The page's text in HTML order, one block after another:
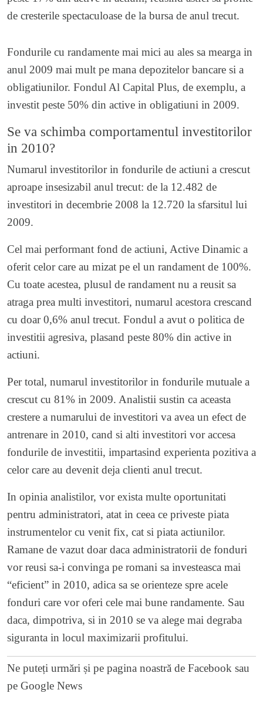
de cresterile spectaculoase de la bursa de anul trecut.
Fondurile cu randamente mai mici au ales sa mearga in
anul 2009 mai mult pe mana depozitelor bancare si a
obligatiunilor. Fondul Al Capital Plus, de exemplu, a
investit peste 50% din active in obligatiuni in 2009.
Se va schimba comportamentul investitorilor
in 2010?
Numarul investitorilor in fondurile de actiuni a crescut
aproape insesizabil anul trecut: de la 12.482 de
investitori in decembrie 2008 la 12.720 la sfarsitul lui
2009.
Cel mai performant fond de actiuni, Active Dinamic a
oferit celor care au mizat pe el un randament de 100%.
Cu toate acestea, plusul de randament nu a reusit sa
atraga prea multi investitori, numarul acestora crescand
cu doar 0,6% anul trecut. Fondul a avut o politica de
investitii agresiva, plasand peste 80% din active in
actiuni.
Per total, numarul investitorilor in fondurile mutuale a
crescut cu 81% in 2009. Analistii sustin ca aceasta
crestere a numarului de investitori va avea un efect de
antrenare in 2010, cand si alti investitori vor accesa
fondurile de investitii, impartasind experienta pozitiva a
celor care au devenit deja clienti anul trecut.
In opinia analistilor, vor exista multe oportunitati
pentru administratori, atat in ceea ce priveste piata
instrumentelor cu venit fix, cat si piata actiunilor.
Ramane de vazut doar daca administratorii de fonduri
vor reusi sa-i convinga pe romani sa investeasca mai
“eficient” in 2010, adica sa se orienteze spre acele
fonduri care vor oferi cele mai bune randamente. Sau
daca, dimpotriva, si in 2010 se va alege mai degraba
siguranta in locul maximizarii profitului.
Ne puteți urmări și pe pagina noastră de Facebook sau
pe Google News